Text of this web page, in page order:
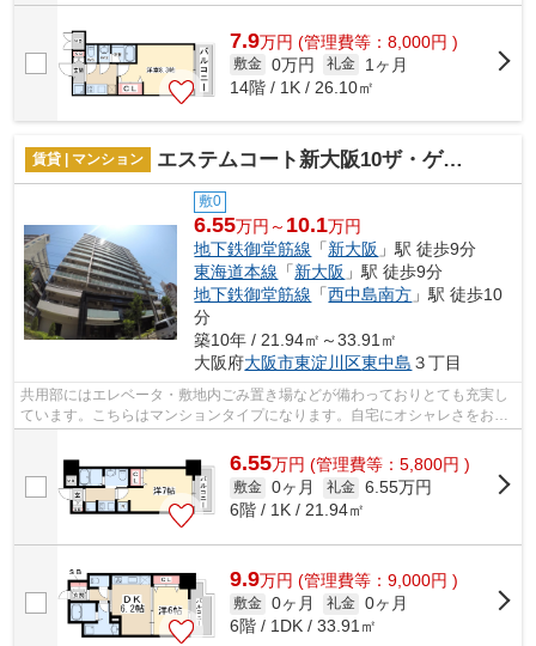
7.9万円 (管理費等：8,000円 )
敷金 0万円 礼金
1ヶ月
14階 / 1K / 26.10㎡
賃貸 | マンション エステムコート新大阪10ザ・ゲート
敷0
6.55万円～ 10.1万円
地下鉄御堂筋線 「新大阪 」駅 徒歩9分
東海道本線 「新大阪 」駅 徒歩9分
地下鉄御堂筋線 「西中島南方 」駅 徒歩10
分
築10年 / 21.94㎡～33.91㎡
大阪府大阪市東淀川区東中島 ３丁目
共用部にはエレベータ・敷地内ごみ置き場などが備わっておりとても充実し
ています。こちらはマンションタイプになります。自宅にオシャレさをお求
めなら、外観タイル張り物件をご検討...
6.55万円 (管理費等：5,800円 )
敷金 0ヶ月 礼金 6.55万円
6階 / 1K / 21.94㎡
9.9万円 (管理費等：9,000円 )
敷金 0ヶ月 礼金 0ヶ月
6階 / 1DK / 33.91㎡